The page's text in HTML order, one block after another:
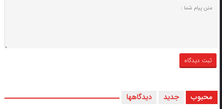
محبوب جدید دیدگاهها